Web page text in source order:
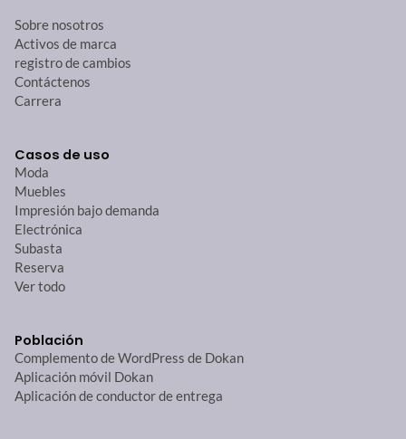
Sobre nosotros
Activos de marca
registro de cambios
Contáctenos
Carrera
Casos de uso
Moda
Muebles
Impresión bajo demanda
Electrónica
Subasta
Reserva
Ver todo
Población
Complemento de WordPress de Dokan
Aplicación móvil Dokan
Aplicación de conductor de entrega